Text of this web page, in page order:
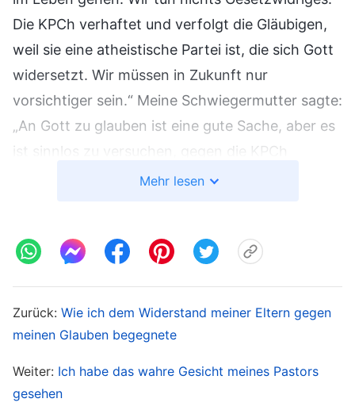
Die KPCh verhaftet und verfolgt die Gläubigen,
weil sie eine atheistische Partei ist, die sich Gott
widersetzt. Wir müssen in Zukunft nur
vorsichtiger sein.“ Meine Schwiegermutter sagte:
„An Gott zu glauben ist eine gute Sache, aber es
ist sinnlos zu versuchen, gegen die KPCh
anzukämpfen. Die KPCh erlaubt den Menschen
diese Familie ruiniert!“ Ich sah, dass ich nicht mit
von den Gerüchten der KPCh in die Irre führen,
führen würde, dass ich verhaftet und die Familie
mit hineingezogen würde, also hinderte er mich
Mehr lesen
Zurück: Wie ich dem Widerstand meiner Eltern gegen
meinen Glauben begegnete
Weiter: Ich habe das wahre Gesicht meines Pastors
gesehen